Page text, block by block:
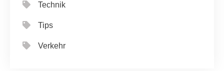
Technik
Tips
Verkehr